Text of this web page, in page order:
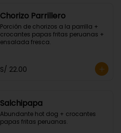
Chorizo Parrillero
Porción de chorizos a la parrilla +
crocantes papas fritas peruanas +
ensalada fresca.
S/ 22.00
Salchipapa
Abundante hot dog + crocantes
papas fritas peruanas.